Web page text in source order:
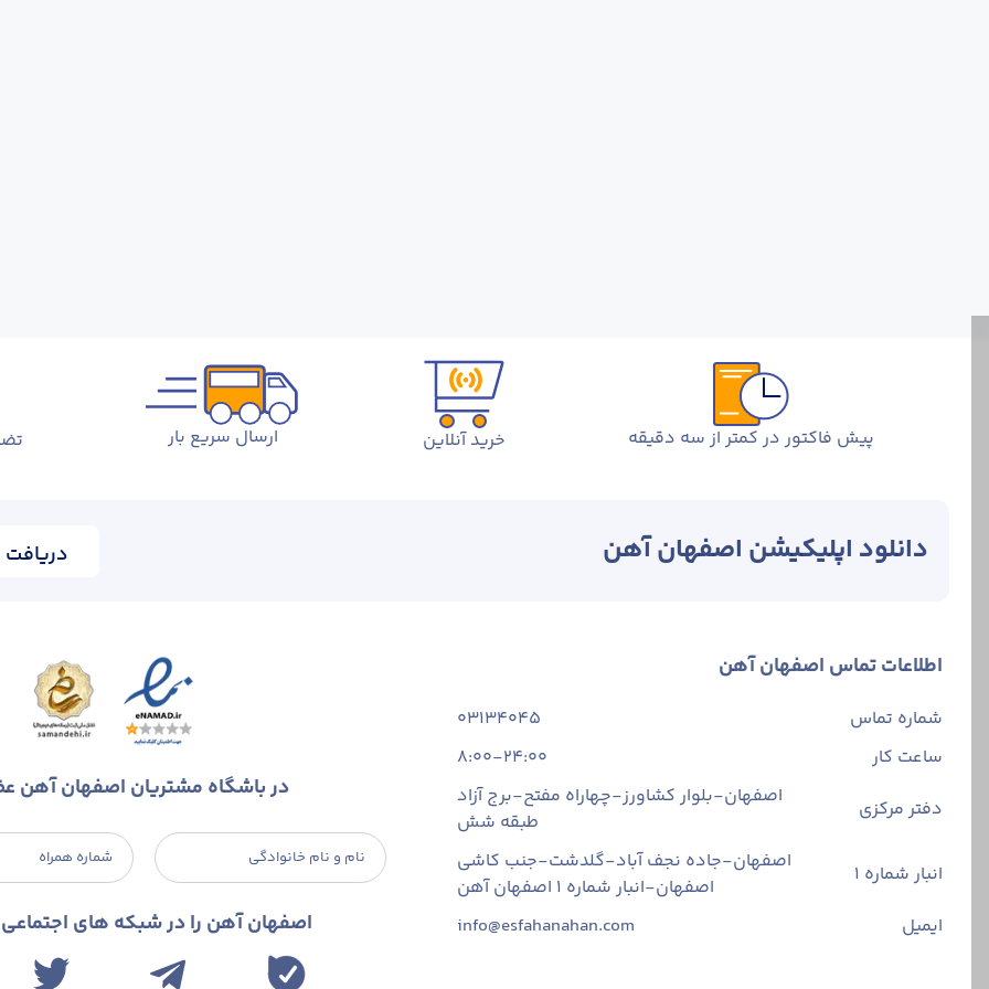
پیش فاکتور در کمتر از سه دقیقه خرید آنلاین ارسال سریع بار
دانلود اپلیکیشن اصفهان آهن دریافت
اطلاعات تماس اصفهان آهن
شماره تماس
03134045
ساعت کار
8:00-24:00
دفتر مرکزی
اصفهان-بلوار کشاورز-چهاراه مفتح-برج آزاد
طبقه شش
انبار شماره 1
اصفهان-جاده نجف آباد-گلدشت-جنب کاشی
اصفهان-انبار شماره ۱ اصفهان آهن
ایمیل
info@esfahanahan.com
در باشگاه مشتریان اصفهان آهن
نام و نام خانوادگی شماره همراه
اصفهان آهن را در شبکه های اجتماعی